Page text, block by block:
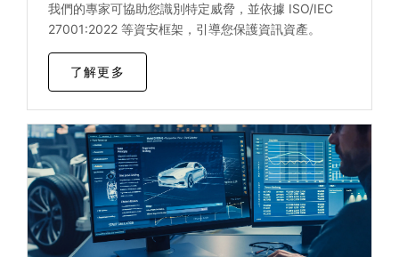
我們的專家可協助您識別特定威脅，並依據 ISO/IEC
27001:2022 等資安框架，引導您保護資訊資產。
了解更多